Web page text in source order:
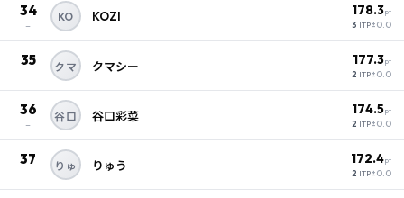
34
–
KO KOZI 178.3pt
3 ITP±0.0
35
–
クマ クマシー 177.3pt
2 ITP±0.0
36
–
谷口 谷口彩菜 174.5pt
2 ITP±0.0
37
–
りゅ りゅう 172.4pt
2 ITP±0.0